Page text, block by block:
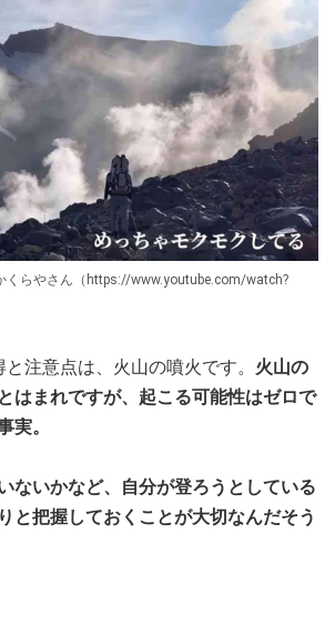
くらやさん（https://www.youtube.com/watch?
注意点は、火山の噴火です。 火山の
はまれですが、起こる可能性はゼロで
実。
ないかなど、自分が登ろうとしている
と把握しておくことが大切なんだそう